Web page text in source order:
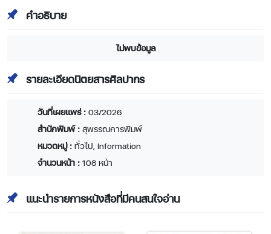
คำอธิบาย
ไม่พบข้อมูล
รายละเอียดนิตยสารศิลปากร
วันที่เผยแพร่ : 03/2026
สำนักพิมพ์ : สุพรรณการพิมพ์
หมวดหมู่ : ทั่วไป, Information
จำนวนหน้า : 108 หน้า
แนะนำรายการหนังสือที่มีคนสนใจอ่าน